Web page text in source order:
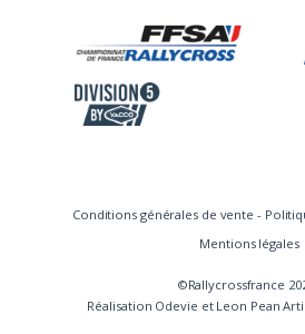
Conditions générales de vente -
Mentions légales
©Rallycrossfrance
Réalisation Odevie et Leon Pean